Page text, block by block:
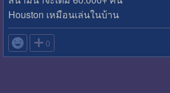
Houston เหมือนเล่นในบ้าน
 0